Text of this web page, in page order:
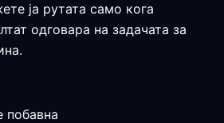
ја рутата само кога
одговара на задачата за
побавна